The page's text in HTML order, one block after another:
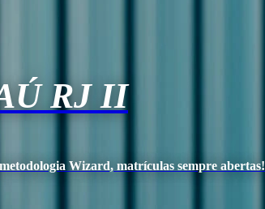
RJ II
Wizard, matrículas sempre abertas!